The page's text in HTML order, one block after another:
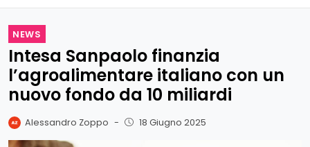
NEWS
Intesa Sanpaolo finanzia
l’agroalimentare italiano con un
nuovo fondo da 10 miliardi
Alessandro Zoppo - 18 Giugno 2025